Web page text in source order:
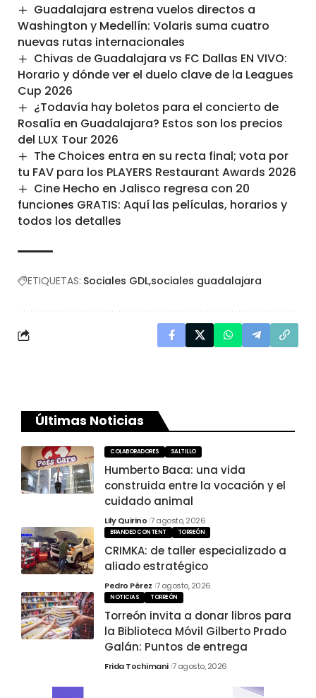
Guadalajara estrena vuelos directos a
Washington y Medellín: Volaris suma cuatro
nuevas rutas internacionales
Chivas de Guadalajara vs FC Dallas EN VIVO:
Horario y dónde ver el duelo clave de la Leagues
Cup 2026
¿Todavía hay boletos para el concierto de
Rosalía en Guadalajara? Estos son los precios
del LUX Tour 2026
The Choices entra en su recta final; vota por
tu FAV para los PLAYERS Restaurant Awards 2026
Cine Hecho en Jalisco regresa con 20
funciones GRATIS: Aquí las películas, horarios y
todos los detalles
ETIQUETAS: Sociales GDL sociales guadalajara
Últimas Noticias
COLABORADORES SALTILLO
Humberto Baca: una vida
construida entre la vocación y el
cuidado animal
Lily Quirino 7 agosto, 2026
BRANDED CONTENT TORREÓN
CRIMKA: de taller especializado a
aliado estratégico
Pedro Pérez 7 agosto, 2026
NOTICIAS TORREÓN
Torreón invita a donar libros para
la Biblioteca Móvil Gilberto Prado
Galán: Puntos de entrega
Frida Tochimani 7 agosto, 2026